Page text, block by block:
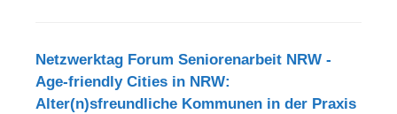
Netzwerktag Forum Seniorenarbeit NRW -
Age-friendly Cities in NRW:
Alter(n)sfreundliche Kommunen in der Praxis